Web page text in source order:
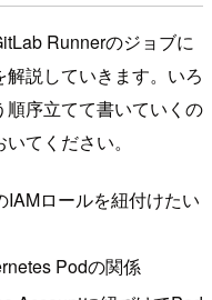
Runnerのジョブに
説していきます。いろ
序立てて書いていくの
てください。
ロールを紐付けたい
Podの関係